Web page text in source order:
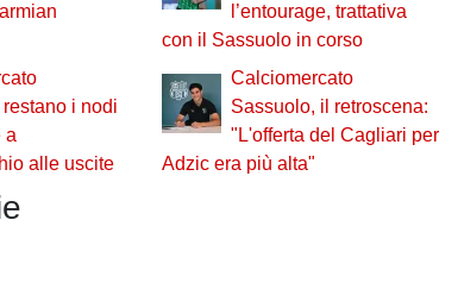
l’entourage, trattativa
con il Sassuolo in corso
i nodi
a
alle uscite
Calciomercato
Sassuolo, il retroscena:
"L'offerta del Cagliari per
Adzic era più alta"